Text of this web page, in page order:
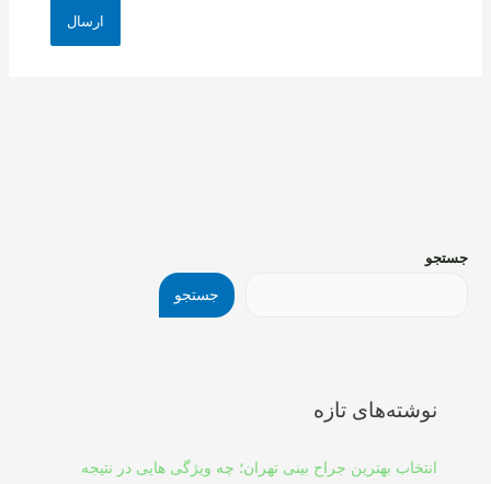
جستجو
جستجو
نوشته‌های تازه
انتخاب بهترین جراح بینی تهران؛ چه ویژگی هایی در نتیجه